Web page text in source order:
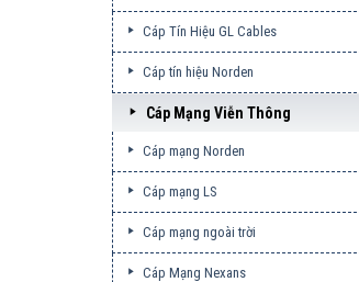
Cáp Tín Hiệu GL Cables
Cáp tín hiệu Norden
Cáp Mạng Viễn Thông
Cáp mạng Norden
Cáp mạng LS
Cáp mạng ngoài trời
Cáp Mạng Nexans